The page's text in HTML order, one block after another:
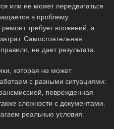
или не может передвигаться
в проблему.
требует вложений, а
Самостоятельная
не дает результата.
которая не может
с разными ситуациями:
поврежденная
сложности с документами.
реальные условия.